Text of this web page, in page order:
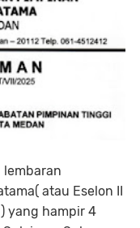
lembaran
atau Eselon II
yang hampir 4